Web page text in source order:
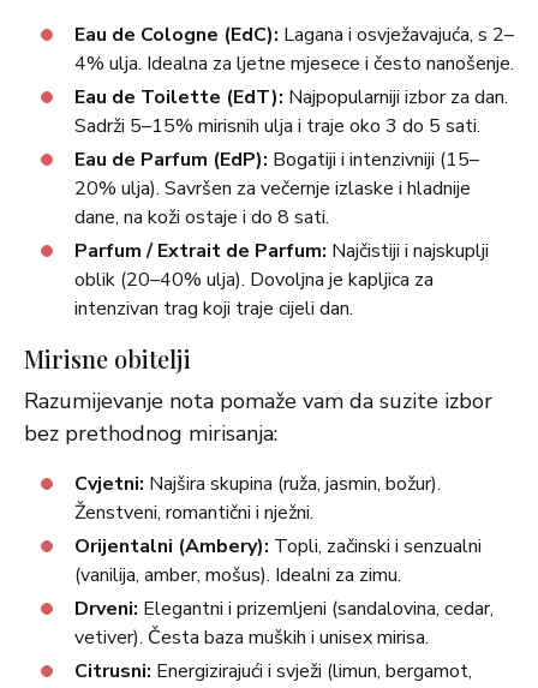
Eau de Cologne (EdC): Lagana i osvježavajuća, s 2–
4% ulja. Idealna za ljetne mjesece i često nanošenje.
Eau de Toilette (EdT): Najpopularniji izbor za dan.
Sadrži 5–15% mirisnih ulja i traje oko 3 do 5 sati.
Eau de Parfum (EdP): Bogatiji i intenzivniji (15–
20% ulja). Savršen za večernje izlaske i hladnije
dane, na koži ostaje i do 8 sati.
Parfum / Extrait de Parfum: Najčistiji i najskuplji
oblik (20–40% ulja). Dovoljna je kapljica za
intenzivan trag koji traje cijeli dan.
Mirisne obitelji
Razumijevanje nota pomaže vam da suzite izbor
bez prethodnog mirisanja:
Cvjetni: Najšira skupina (ruža, jasmin, božur).
Ženstveni, romantični i nježni.
Orijentalni (Ambery): Topli, začinski i senzualni
(vanilija, amber, mošus). Idealni za zimu.
Drveni: Elegantni i prizemljeni (sandalovina, cedar,
vetiver). Česta baza muških i unisex mirisa.
Citrusni: Energizirajući i svježi (limun, bergamot,